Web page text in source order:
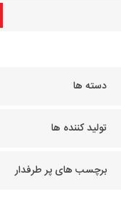
دسته ها
تولید کننده ها
برچسب های پر طرفدار